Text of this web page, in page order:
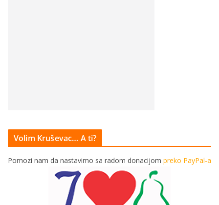
Volim Kruševac… A ti?
Pomozi nam da nastavimo sa radom donacijom preko PayPal-a